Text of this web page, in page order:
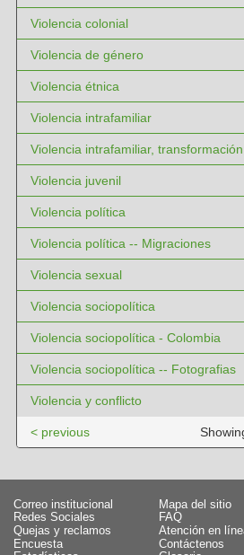
Violencia colonial
Violencia de género
Violencia étnica
Violencia intrafamiliar
Violencia intrafamiliar,
Violencia juvenil
Violencia política
Violencia política -- Migraciones
Violencia sexual
Violencia sociopolítica
Violencia sociopolítica - Colombia
Violencia sociopolítica -- Fotografias
Violencia y conflicto
< previous
Correo institucional
Mapa del sitio
Redes Sociales
FAQ
Quejas y reclamos
Atención en
Encuesta
Contáctenos